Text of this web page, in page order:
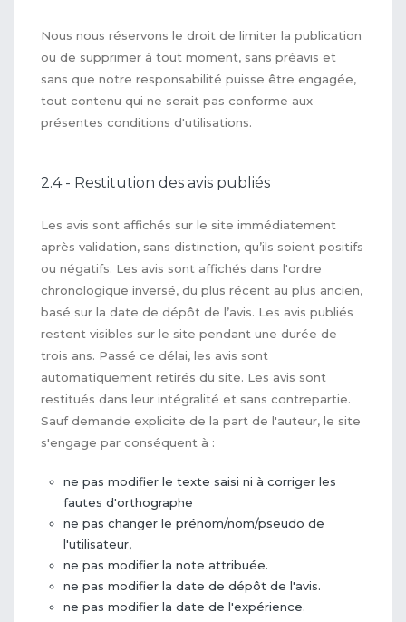
Nous nous réservons le droit de limiter la publication
ou de supprimer à tout moment, sans préavis et
sans que notre responsabilité puisse être engagée,
tout contenu qui ne serait pas conforme aux
présentes conditions d'utilisations.
2.4 - Restitution des avis publiés
Les avis sont affichés sur le site immédiatement
après validation, sans distinction, qu’ils soient positifs
ou négatifs. Les avis sont affichés dans l'ordre
chronologique inversé, du plus récent au plus ancien,
basé sur la date de dépôt de l’avis. Les avis publiés
restent visibles sur le site pendant une durée de
trois ans. Passé ce délai, les avis sont
automatiquement retirés du site. Les avis sont
restitués dans leur intégralité et sans contrepartie.
Sauf demande explicite de la part de l'auteur, le site
s'engage par conséquent à :
ne pas modifier le texte saisi ni à corriger les
fautes d'orthographe
ne pas changer le prénom/nom/pseudo de
l'utilisateur,
ne pas modifier la note attribuée.
ne pas modifier la date de dépôt de l'avis.
ne pas modifier la date de l'expérience.